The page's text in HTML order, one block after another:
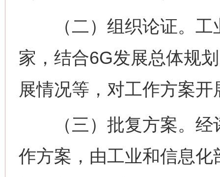
（二）组织论证。工
家，结合6G发展总体规
展情况等，对工作方案开
（三）批复方案。经
作方案，由工业和信息